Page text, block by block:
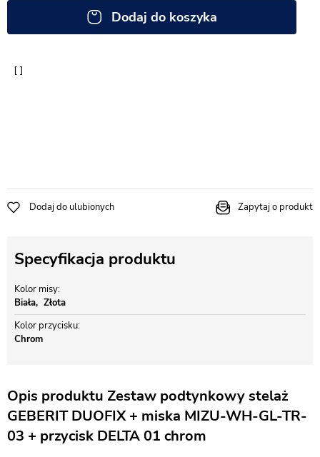
Dodaj do koszyka
Dodaj do ulubionych Zapytaj o produkt
Specyfikacja produktu
Kolor misy
Biała
Złota
Kolor przycisku
Chrom
Opis produktu Zestaw podtynkowy stelaż
GEBERIT DUOFIX + miska MIZU-WH-GL-TR-
03 + przycisk DELTA 01 chrom